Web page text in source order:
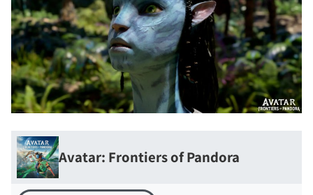
Avatar: Frontiers of Pandora